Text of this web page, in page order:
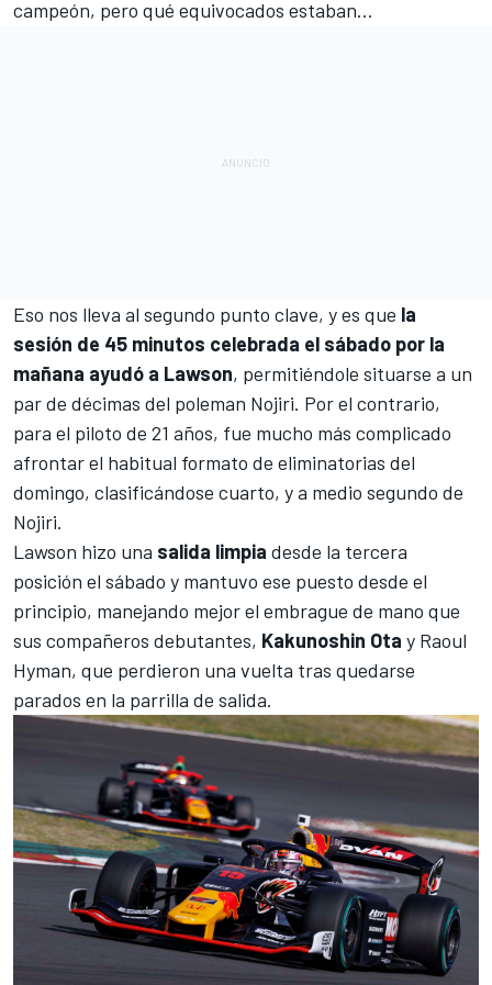
campeón, pero qué equivocados estaban...
Eso nos lleva al segundo punto clave, y es que la
sesión de 45 minutos celebrada el sábado por la
mañana ayudó a Lawson, permitiéndole situarse a un
par de décimas del poleman Nojiri. Por el contrario,
para el piloto de 21 años, fue mucho más complicado
afrontar el habitual formato de eliminatorias del
domingo, clasificándose cuarto, y a medio segundo de
Nojiri.
Lawson hizo una salida limpia desde la tercera
posición el sábado y mantuvo ese puesto desde el
principio, manejando mejor el embrague de mano que
sus compañeros debutantes, Kakunoshin Ota y Raoul
Hyman, que perdieron una vuelta tras quedarse
parados en la parrilla de salida.